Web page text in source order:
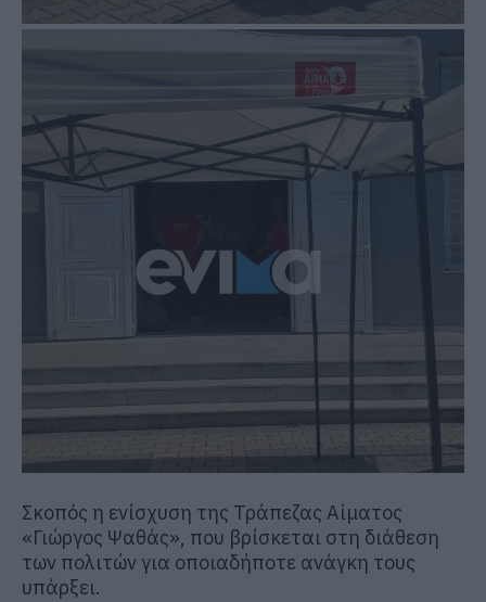
Σκοπός η ενίσχυση της Τράπεζας Αίματος
«Γιώργος Ψαθάς», που βρίσκεται στη διάθεση
των πολιτών για οποιαδήποτε ανάγκη τους
υπάρξει.